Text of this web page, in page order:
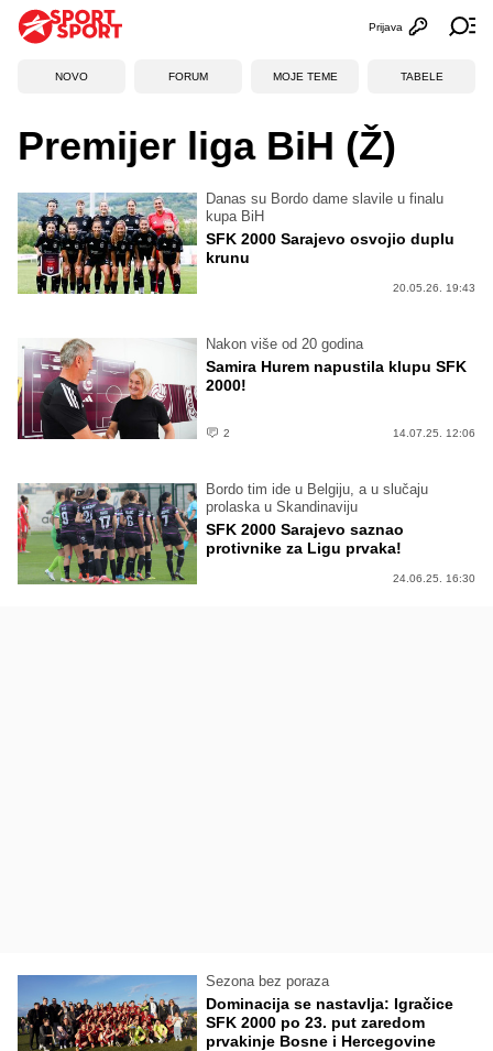
Otvori
Prijava
NOVO FORUM MOJE TEME TABELE
Premijer liga BiH (Ž)
Danas su Bordo dame slavile u finalu
kupa BiH
SFK 2000 Sarajevo osvojio duplu
krunu
20.05.26. 19:43
Nakon više od 20 godina
Samira Hurem napustila klupu SFK
2000!
2 14.07.25. 12:06
Bordo tim ide u Belgiju, a u slučaju
prolaska u Skandinaviju
SFK 2000 Sarajevo saznao
protivnike za Ligu prvaka!
24.06.25. 16:30
Sezona bez poraza
Dominacija se nastavlja: Igračice
SFK 2000 po 23. put zaredom
prvakinje Bosne i Hercegovine